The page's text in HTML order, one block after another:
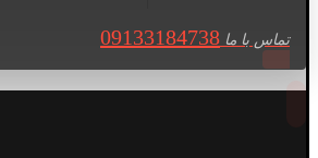
تماس با ما 09133184738